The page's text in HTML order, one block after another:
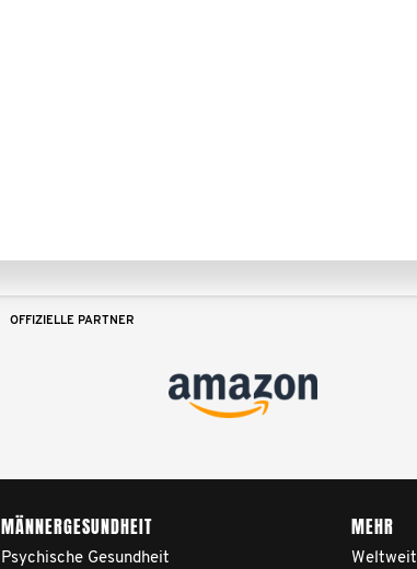
OFFIZIELLE PARTNER
MÄNNERGESUNDHEIT
Psychische Gesundheit
MEHR
Weltweit